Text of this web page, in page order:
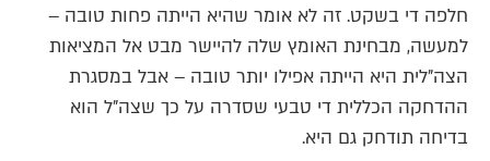
חלפה די בשקט. זה לא אומר שהיא הייתה פחות טובה –
למעשה, מבחינת האומץ שלה להיישר מבט אל המציאות
הצה"לית היא הייתה אפילו יותר טובה – אבל במסגרת
ההדחקה הכללית די טבעי שסדרה על כך שצה"ל הוא
בדיחה תודחק גם היא.